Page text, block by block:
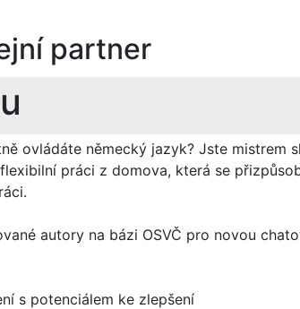
partner
ovládáte německý jazyk? Jste mistrem
práci z domova, která se
autory na bázi OSVČ pro novou
s potenciálem ke zlepšení